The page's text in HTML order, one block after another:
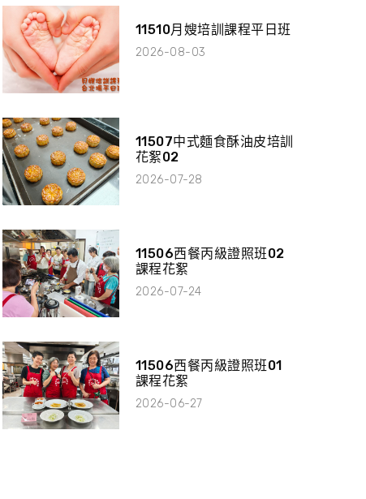
11510月嫂培訓課程平日班
2026-08-03
11507中式麵食酥油皮培訓
花絮02
2026-07-28
11506西餐丙級證照班02
課程花絮
2026-07-24
11506西餐丙級證照班01
課程花絮
2026-06-27